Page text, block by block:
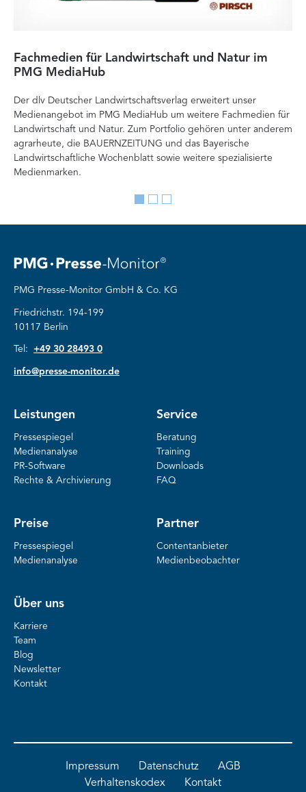
Fachmedien für Landwirtschaft und Natur im
PMG MediaHub
Der dlv Deutscher Landwirtschaftsverlag erweitert unser
Medienangebot im PMG MediaHub um weitere Fachmedien für
Landwirtschaft und Natur. Zum Portfolio gehören unter anderem
agrarheute, die BAUERNZEITUNG und das Bayerische
Landwirtschaftliche Wochenblatt sowie weitere spezialisierte
Medienmarken.
Go
slide
Go
slide
Go
slide
PMG Presse-Monitor GmbH & Co. KG
Friedrichstr. 194-199
10117 Berlin
Tel: +49 30 28493 0
info@presse-monitor.de
Leistungen
Pressespiegel
Medienanalyse
PR-Software
Rechte & Archivierung
Service
Beratung
Training
Downloads
FAQ
Preise
Pressespiegel
Medienanalyse
Partner
Contentanbieter
Medienbeobachter
Über uns
Karriere
Team
Blog
Newsletter
Kontakt
Impressum Datenschutz
AGB
Verhaltenskodex
Kontakt